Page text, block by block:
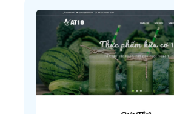
Dùng thử ngay